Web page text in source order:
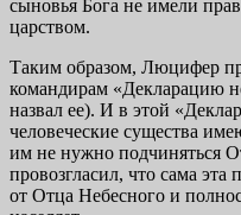
сыновья Бога не имели
царством.
Таким образом, Люцифер
командирам «Декларацию
назвал ее). И в этой
человеческие существа
им не нужно подчиняться
провозгласил, что сама
от Отца Небесного и